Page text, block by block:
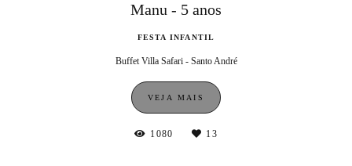
Manu - 5 anos
FESTA INFANTIL
Buffet Villa Safari - Santo André
VEJA MAIS
1080 13